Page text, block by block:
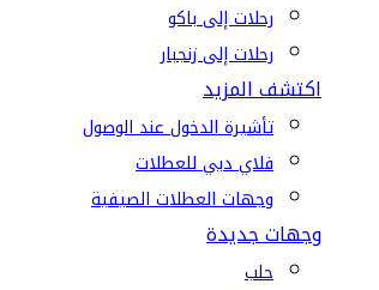
رحلات إلى باكو
رحلات إلى زنجبار
اكتشف المزيد
تأشيرة الدخول عند الوصول
فلاي دبي للعطلات
وجهات العطلات الصيفية
وجهات جديدة
حلب